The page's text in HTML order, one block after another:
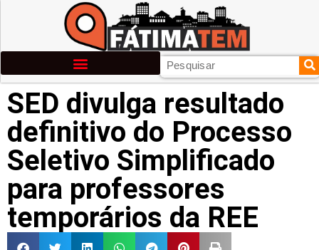
SED divulga resultado
definitivo do Processo
Seletivo Simplificado
para professores
temporários da REE